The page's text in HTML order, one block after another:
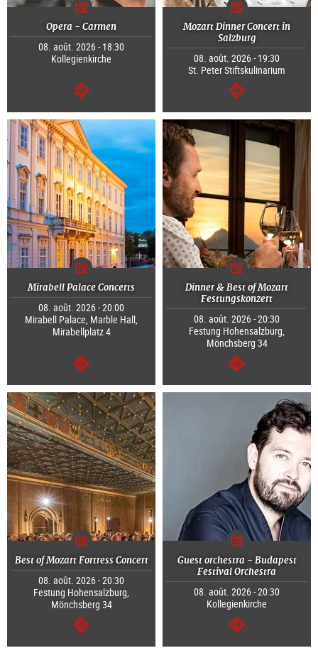
Opera - Carmen
08. août. 2026 - 18:30
Kollegienkirche
Continuer
Mozart Dinner Concert in
Salzburg
08. août. 2026 - 19:30
St. Peter Stiftskulinarium
Continuer
Mirabell Palace Concerts
08. août. 2026 - 20:00
Mirabell Palace, Marble Hall,
Mirabellplatz 4
Continuer
Dinner & Best of Mozart
Festungskonzert
08. août. 2026 - 20:30
Festung Hohensalzburg,
Mönchsberg 34
Continuer
Best of Mozart Fortress Concert
08. août. 2026 - 20:30
Festung Hohensalzburg,
Mönchsberg 34
Continuer
Guest orchestra - Budapest
Festival Orchestra
08. août. 2026 - 20:30
Kollegienkirche
Continuer